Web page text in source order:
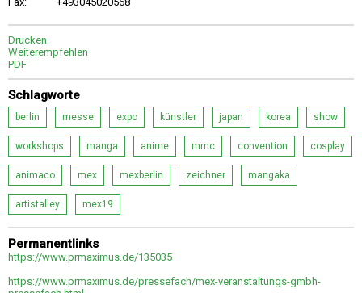
Drucken
Weiterempfehlen
PDF
Schlagworte
berlin messe expo künstler japan korea show
workshops manga anime mmc convention cosplay
animaco mex mexberlin zeichner mangaka
artistalley mex19
Permanentlinks
https://www.prmaximus.de/135035
https://www.prmaximus.de/pressefach/mex-veranstaltungs-gmbh-